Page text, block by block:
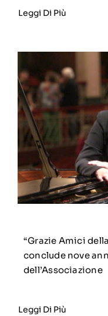
Leggi Di Più
“Grazie Amici
conclude nove
dell’Associazione
Leggi Di Più